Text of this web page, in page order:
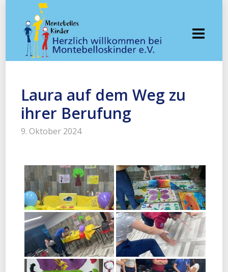
Laura auf dem Weg zu
ihrer Berufung
9. Oktober 2024